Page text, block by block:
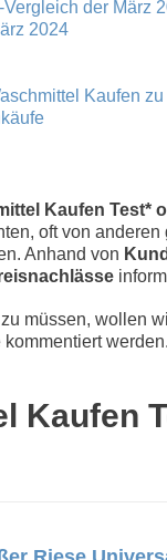
der März
2024
Kaufen
Kaufen Test*
oft von
Anhand von
müssen, wollen
Kaufen